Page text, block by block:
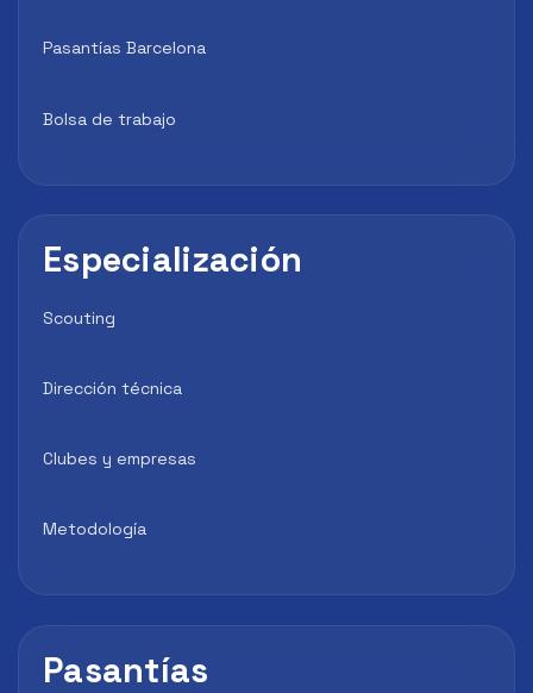
Pasantías Barcelona
Bolsa de trabajo
Especialización
Scouting
Dirección técnica
Clubes y empresas
Metodología
Pasantías